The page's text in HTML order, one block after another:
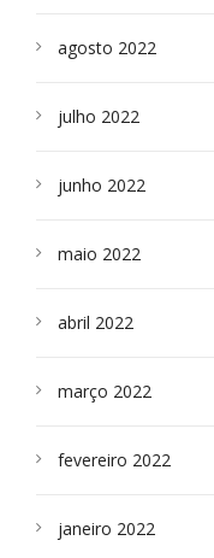
agosto 2022
julho 2022
junho 2022
maio 2022
abril 2022
março 2022
fevereiro 2022
janeiro 2022